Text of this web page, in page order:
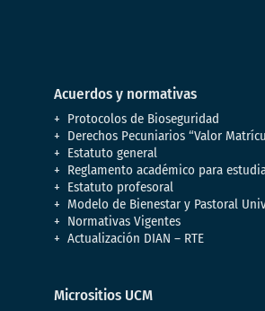
Acuerdos y normativas
Protocolos de Bioseguridad
Derechos Pecuniarios “Valor
Estatuto general
Reglamento académico para
Estatuto profesoral
Modelo de Bienestar y Pastoral
Normativas Vigentes
Actualización DIAN – RTE
Micrositios UCM